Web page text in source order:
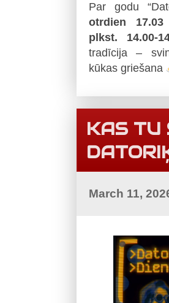
Par godu
otrdien
plkst. 14.00-
tradīcija –
kūkas griešana
KAS TU
March 11,